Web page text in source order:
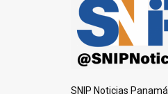
SNIP Noticias Panamá